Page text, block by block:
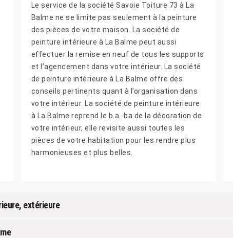
Le service de la société Savoie Toiture 73 à La
Balme ne se limite pas seulement à la peinture
des pièces de votre maison. La société de
peinture intérieure à La Balme peut aussi
effectuer la remise en neuf de tous les supports
et l’agencement dans votre intérieur. La société
de peinture intérieure à La Balme offre des
conseils pertinents quant à l’organisation dans
votre intérieur. La société de peinture intérieure
à La Balme reprend le b.a.-ba de la décoration de
votre intérieur, elle revisite aussi toutes les
pièces de votre habitation pour les rendre plus
harmonieuses et plus belles.
extérieure